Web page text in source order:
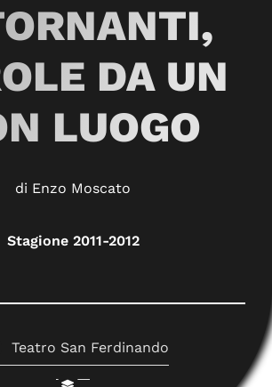
DA UN
LUOGO
di Enzo Moscato
Stagione 2011-2012
Teatro San Ferdinando